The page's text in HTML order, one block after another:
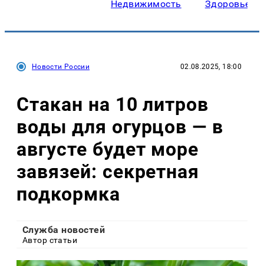
Недвижимость Здоровье
Новости России 02.08.2025, 18:00
Стакан на 10 литров
воды для огурцов — в
августе будет море
завязей: секретная
подкормка
Служба новостей
Автор статьи